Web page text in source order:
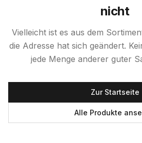
nicht
Vielleicht ist es aus dem
die Adresse hat sich geändert.
jede Menge anderer guter
Zur Startseite
Alle Produkte